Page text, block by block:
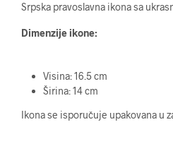
Srpska pravoslavna ikona sa
Dimenzije ikone:
Visina: 16.5 cm
Širina: 14 cm
Ikona se isporučuje upakovana u